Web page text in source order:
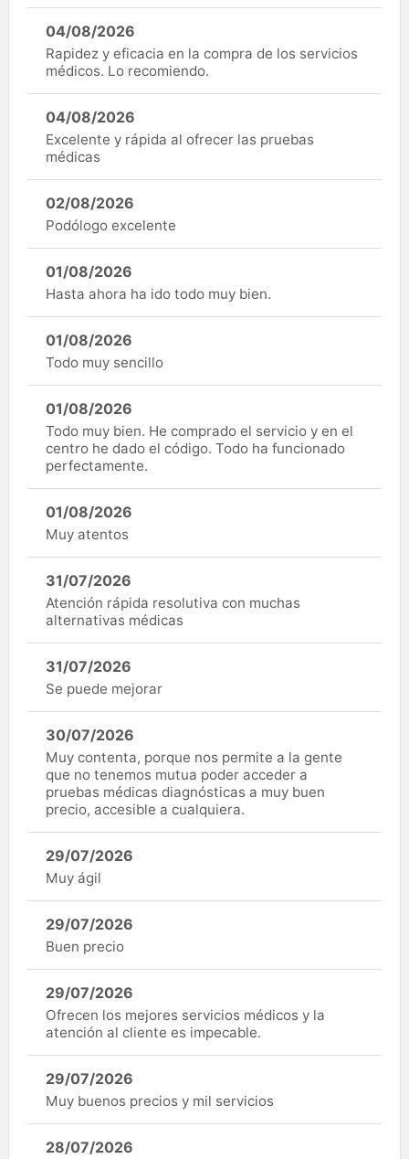
04/08/2026
Rapidez y eficacia en la compra de los servicios
médicos. Lo recomiendo.
04/08/2026
Excelente y rápida al ofrecer las pruebas
médicas
02/08/2026
Podólogo excelente
01/08/2026
Hasta ahora ha ido todo muy bien.
01/08/2026
Todo muy sencillo
01/08/2026
Todo muy bien. He comprado el servicio y en el
centro he dado el código. Todo ha funcionado
perfectamente.
01/08/2026
Muy atentos
31/07/2026
Atención rápida resolutiva con muchas
alternativas médicas
31/07/2026
Se puede mejorar
30/07/2026
Muy contenta, porque nos permite a la gente
que no tenemos mutua poder acceder a
pruebas médicas diagnósticas a muy buen
precio, accesible a cualquiera.
29/07/2026
Muy ágil
29/07/2026
Buen precio
29/07/2026
Ofrecen los mejores servicios médicos y la
atención al cliente es impecable.
29/07/2026
Muy buenos precios y mil servicios
28/07/2026